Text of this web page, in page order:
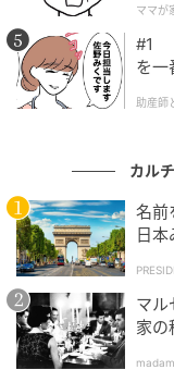
ザインがさりげ
ながらも魅力的な
ママが
#1
を一
助産師
カル
名前
日本
マル
家の